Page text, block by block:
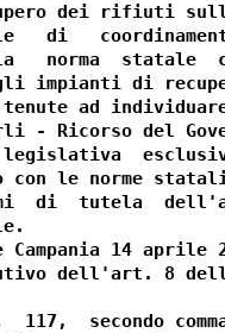
dei rifiuti
di
norma  statale
impianti di
ad
- Ricorso del
con le norme
di  tutela
Campania 14
dell'art. 8
117,  secondo